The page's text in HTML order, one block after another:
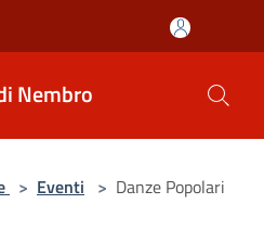
Nembro
> Eventi > Danze Popolari